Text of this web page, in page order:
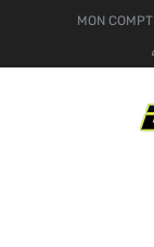
MON